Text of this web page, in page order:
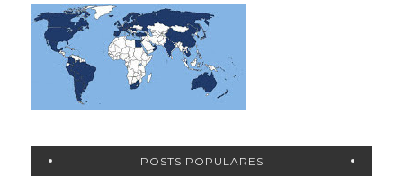
POSTS POPULARES